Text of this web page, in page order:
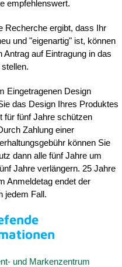
empfehlenswert.
Recherche ergibt, dass Ihr
und "eigenartig" ist, können
Antrag auf Eintragung in das
Eingetragenen Design
das Design Ihres Produktes
für fünf Jahre schützen
Zahlung einer
können Sie
dann alle fünf Jahre um
Jahre verlängern. 25 Jahre
Anmeldetag endet der
jedem Fall.
und Markenzentrum